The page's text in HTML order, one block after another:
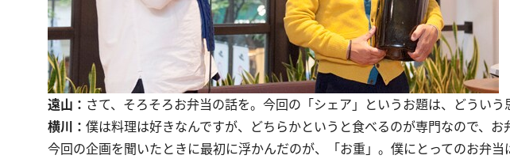
遠山： さて、そろそろお弁当の話を。今回の「シェア」というお題は、どういう
横川： 僕は料理は好きなんですが、どちらかというと食べるのが専門なので、お
今回の企画を聞いたときに最初に浮かんだのが、「お重」。僕にとってのお弁